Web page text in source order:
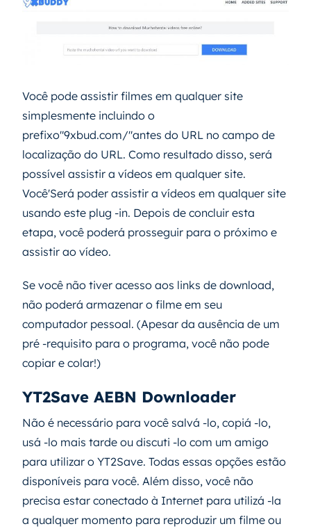
Você pode assistir filmes em qualquer site
simplesmente incluindo o
prefixo"9xbud.com/"antes do URL no campo de
localização do URL. Como resultado disso, será
possível assistir a vídeos em qualquer site.
Você'Será poder assistir a vídeos em qualquer site
usando este plug -in. Depois de concluir esta
etapa, você poderá prosseguir para o próximo e
assistir ao vídeo.
Se você não tiver acesso aos links de download,
não poderá armazenar o filme em seu
computador pessoal. (Apesar da ausência de um
pré -requisito para o programa, você não pode
copiar e colar!)
YT2Save AEBN Downloader
Não é necessário para você salvá -lo, copiá -lo,
usá -lo mais tarde ou discuti -lo com um amigo
para utilizar o YT2Save. Todas essas opções estão
disponíveis para você. Além disso, você não
precisa estar conectado à Internet para utilizá -la
a qualquer momento para reproduzir um filme ou